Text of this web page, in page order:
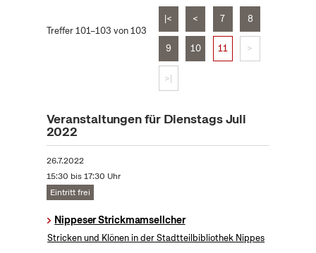
Treffer 101–103 von 103
|< < 7 8
9 10 11 >
>|
Veranstaltungen für Dienstags Juli
2022
26.7.2022
15:30 bis 17:30 Uhr
Eintritt frei
Nippeser Strickmamsellcher
Stricken und Klönen in der Stadtteilbibliothek Nippes